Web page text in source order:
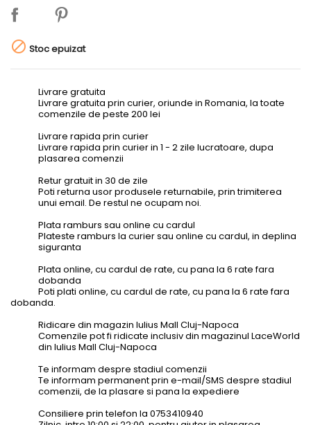
 Stoc epuizat
Livrare gratuita
Livrare gratuita prin curier, oriunde in Romania, la toate
comenzile de peste 200 lei
Livrare rapida prin curier
Livrare rapida prin curier in 1 - 2 zile lucratoare, dupa
plasarea comenzii
Retur gratuit in 30 de zile
Poti returna usor produsele returnabile, prin trimiterea
unui email. De restul ne ocupam noi.
Plata ramburs sau online cu cardul
Plateste ramburs la curier sau online cu cardul, in deplina
siguranta
Plata online, cu cardul de rate, cu pana la 6 rate fara
dobanda
Poti plati online, cu cardul de rate, cu pana la 6 rate fara
dobanda.
Ridicare din magazin Iulius Mall Cluj-Napoca
Comenzile pot fi ridicate inclusiv din magazinul LaceWorld
din Iulius Mall Cluj-Napoca
Te informam despre stadiul comenzii
Te informam permanent prin e-mail/SMS despre stadiul
comenzii, de la plasare si pana la expediere
Consiliere prin telefon la 0753410940